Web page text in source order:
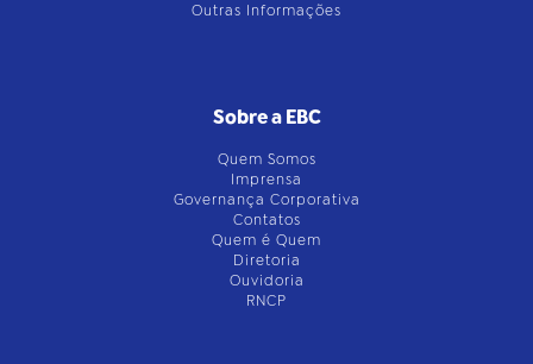
Outras Informações
Sobre a EBC
Quem Somos
Imprensa
Governança Corporativa
Contatos
Quem é Quem
Diretoria
Ouvidoria
RNCP